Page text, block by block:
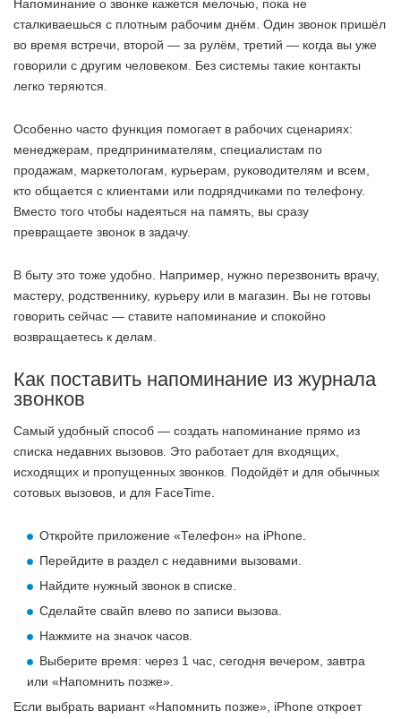
Напоминание о звонке кажется мелочью, пока не
сталкиваешься с плотным рабочим днём. Один звонок пришёл
во время встречи, второй — за рулём, третий — когда вы уже
говорили с другим человеком. Без системы такие контакты
легко теряются.
Особенно часто функция помогает в рабочих сценариях:
менеджерам, предпринимателям, специалистам по
продажам, маркетологам, курьерам, руководителям и всем,
кто общается с клиентами или подрядчиками по телефону.
Вместо того чтобы надеяться на память, вы сразу
превращаете звонок в задачу.
В быту это тоже удобно. Например, нужно перезвонить врачу,
мастеру, родственнику, курьеру или в магазин. Вы не готовы
говорить сейчас — ставите напоминание и спокойно
возвращаетесь к делам.
Как поставить напоминание из журнала
звонков
Самый удобный способ — создать напоминание прямо из
списка недавних вызовов. Это работает для входящих,
исходящих и пропущенных звонков. Подойдёт и для обычных
сотовых вызовов, и для FaceTime.
Откройте приложение «Телефон» на iPhone.
Перейдите в раздел с недавними вызовами.
Найдите нужный звонок в списке.
Сделайте свайп влево по записи вызова.
Нажмите на значок часов.
Выберите время: через 1 час, сегодня вечером, завтра
или «Напомнить позже».
Если выбрать вариант «Напомнить позже», iPhone откроет